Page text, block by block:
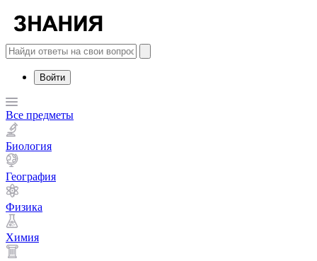
Войти
Все предметы
Биология
География
Физика
Химия